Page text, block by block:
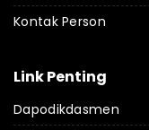
Kontak Person
Link Penting
Dapodikdasmen